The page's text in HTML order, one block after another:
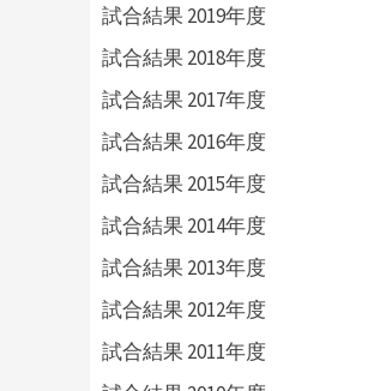
試合結果 2019年度
試合結果 2018年度
試合結果 2017年度
試合結果 2016年度
試合結果 2015年度
試合結果 2014年度
試合結果 2013年度
試合結果 2012年度
試合結果 2011年度